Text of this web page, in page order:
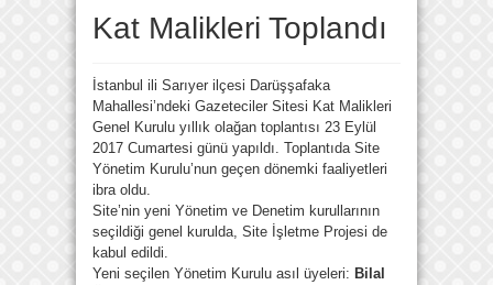
Kat Malikleri Toplandı
İstanbul ili Sarıyer ilçesi Darüşşafaka
Mahallesi’ndeki Gazeteciler Sitesi Kat Malikleri
Genel Kurulu yıllık olağan toplantısı 23 Eylül
2017 Cumartesi günü yapıldı. Toplantıda Site
Yönetim Kurulu’nun geçen dönemki faaliyetleri
ibra oldu.
Site’nin yeni Yönetim ve Denetim kurullarının
seçildiği genel kurulda, Site İşletme Projesi de
kabul edildi.
Yeni seçilen Yönetim Kurulu asıl üyeleri: Bilal